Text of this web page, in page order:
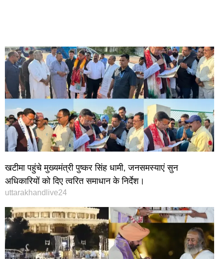
खटीमा पहुंचे मुख्यमंत्री पुष्कर सिंह धामी, जनसमस्याएं सुन
अधिकारियों को दिए त्वरित समाधान के निर्देश।
uttarakhandlive24